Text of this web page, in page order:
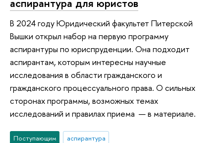
аспирантура для юристов
В 2024 году Юридический факультет Питерской
Вышки открыл набор на первую программу
аспирантуры по юриспруденции. Она подходит
аспирантам, которым интересны научные
исследования в области гражданского и
гражданского процессуального права. О сильных
сторонах программы, возможных темах
исследований и правилах приема — в материале.
Поступающим
аспирантура